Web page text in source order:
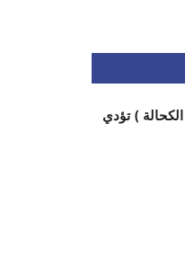
) تؤدي